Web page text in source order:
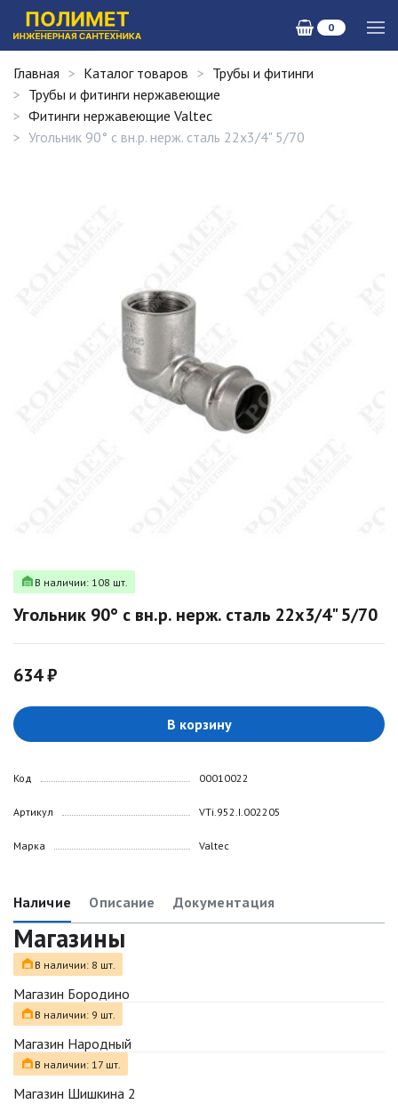
0
Главная Каталог товаров
Трубы и фитинги
Трубы и фитинги нержавеющие
Фитинги нержавеющие Valtec
Угольник 90° с вн.р. нерж. сталь 22х3/4" 5/70
В наличии: 108 шт.
Угольник 90° с вн.р. нерж. сталь 22х3/4" 5/70
634 ₽
В корзину
Код
Артикул
Марка
00010022
VTi.952.I.002205
Valtec
Наличие Описание Документация
Магазины
В наличии: 8 шт.
Магазин Бородино
В наличии: 9 шт.
Магазин Народный
В наличии: 17 шт.
Магазин Шишкина 2